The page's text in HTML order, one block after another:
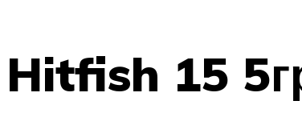
Hitfish 15